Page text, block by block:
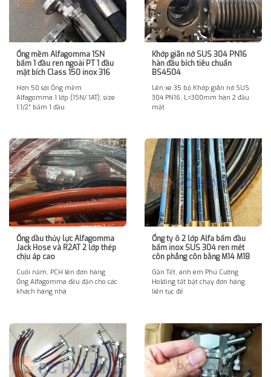
Ống mềm Alfagomma 1SN
bấm 1 đầu ren ngoài PT 1 đầu
mặt bích Class 150 inox 316
Hơn 50 sợi Ống mềm
Alfagomma 1 lớp (1SN/ 1AT), size
1.1/2″ bấm 1 đầu
Khớp giãn nở SUS 304 PN16
hàn đầu bích tiêu chuẩn
BS4504
Lên xe 35 bộ Khớp giãn nở SUS
304 PN16, L=300mm hàn 2 đầu
mặt
Ống dầu thủy lực Alfagomma
Jack Hose và R2AT 2 lớp thép
chịu áp cao
Cuối năm, PCH lên đơn hàng
Ống Alfagomma đều đặn cho các
khách hàng nhà
Ống ty ô 2 lớp Alfa bấm đầu
bấm inox SUS 304 ren mét
côn phẳng côn bằng M14 M18
Gần Tết, anh em Phú Cường
Holding tất bật chạy đơn hàng
liên tục để